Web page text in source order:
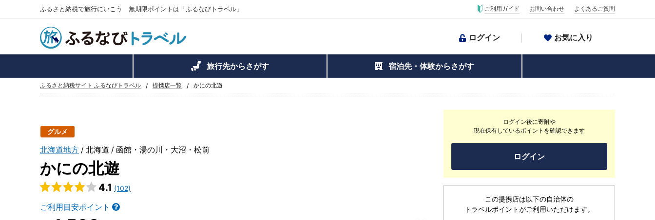
ふるさと納税で旅行にいこう 無期限ポイントは「ふるなびトラベル」 ご利用ガイド お問い合わせ よくあるご質問
ログイン お気に入り
旅行先からさがす 宿泊先・体験からさがす
ふるさと納税サイト ふるなびトラベル 提携店一覧 かにの北遊
グルメ
北海道地方 北海道 函館・湯の川・大沼・松前
かにの北遊
4.1 (102)
ご利用目安ポイント
ログイン後に寄附や
現在保有しているポイントを確認できます
ログイン
この提携店は以下の自治体の
トラベルポイントがご利用いただけます。